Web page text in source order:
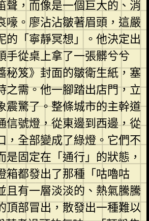
聲，而像是一個巨大的、消
嚎。廖沾沾皺著眉頭，這嚴
的「寧靜冥想」。他決定出
手從桌上拿了一張髒兮兮
秘笈》封面的皺衛生紙，塞
之需。他一腳踏出店門，立
震驚了。整條城市的主幹道
信號燈，從東邊到西邊，從
，全部變成了綠燈。它們不
是固定在「通行」的狀態，
箱都發出了那種「咕嚕咕
且有一層淡淡的、熱氣騰騰
頂部冒出，散發出一種難以